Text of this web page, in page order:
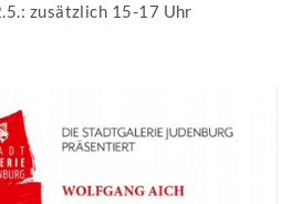
zusätzlich 15-17 Uhr